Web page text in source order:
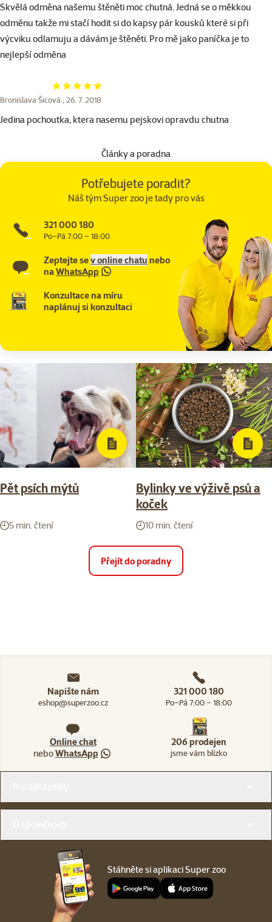
Skvělá odměna našemu štěněti moc chutná. Jedná se o měkkou
odměnu takže mi stačí hodit si do kapsy pár kousků které si při
výcviku odlamuju a dávám je štěněti. Pro mě jako paníčka je to
nejlepší odměna
Hodnocení 100%
Bronislava Šicová , 26. 7. 2018
Jedina pochoutka, ktera nasemu pejskovi opravdu chutna
Články a poradna
Potřebujete poradit?
Náš tým Super zoo je tady pro vás
321 000 180
Po–Pá 7:00 – 18:00
Zeptejte sev online chatu nebo
naWhatsApp
Konzultace na míru
naplánuj si konzultaci
Pět psích mýtů
5 min. čtení
Bylinky ve výživě psů a
koček
10 min. čtení
Přejít do poradny
Napište nám
eshop@superzoo.cz
321 000 180
Po–Pá 7:00 – 18:00
Online chat
neboWhatsApp
206 prodejen
jsme vám blízko
Stáhněte si aplikaci Super zoo